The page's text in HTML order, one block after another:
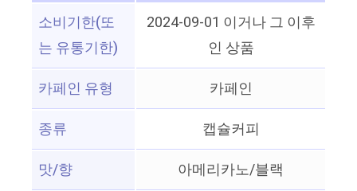
소비기한(또
는 유통기한)
2024-09-01 이거나 그 이후
인 상품
카페인 유형
카페인
종류
캡슐커피
맛/향
아메리카노/블랙